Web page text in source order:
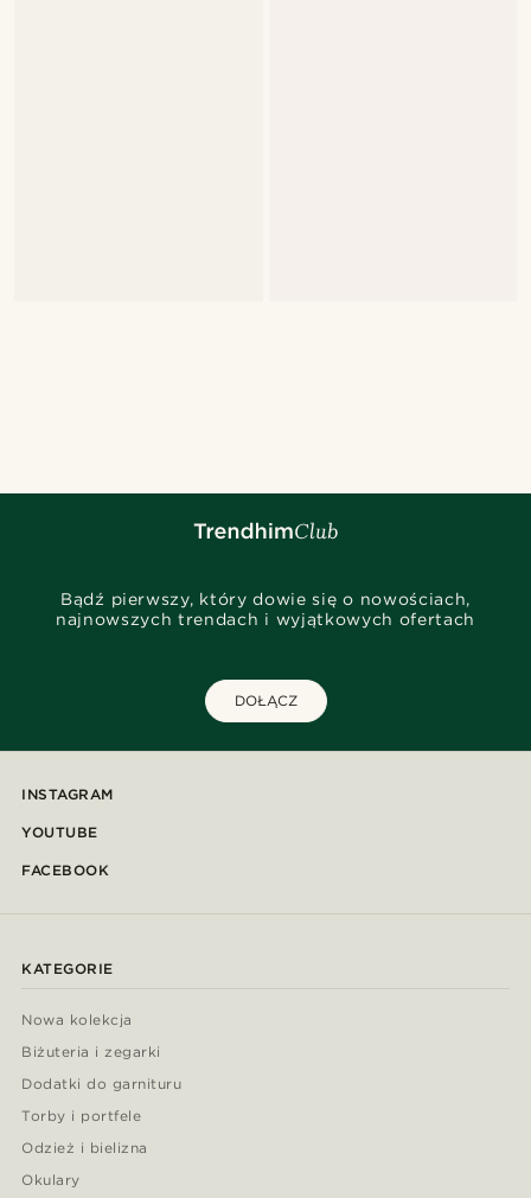
Bądź pierwszy, który dowie się o nowościach,
najnowszych trendach i wyjątkowych ofertach
DOŁĄCZ
INSTAGRAM
YOUTUBE
FACEBOOK
KATEGORIE
Nowa kolekcja
Biżuteria i zegarki
Dodatki do garnituru
Torby i portfele
Odzież i bielizna
Okulary